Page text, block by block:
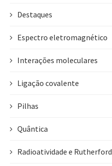
Destaques
Espectro eletromagnético
Interações moleculares
Ligação covalente
Pilhas
Quântica
Radioatividade e Rutherford